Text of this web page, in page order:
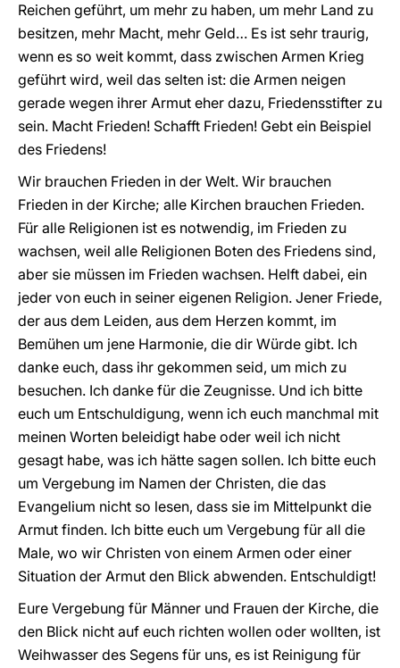
Reichen geführt, um mehr zu haben, um mehr Land zu
besitzen, mehr Macht, mehr Geld… Es ist sehr traurig,
wenn es so weit kommt, dass zwischen Armen Krieg
geführt wird, weil das selten ist: die Armen neigen
gerade wegen ihrer Armut eher dazu, Friedensstifter zu
sein. Macht Frieden! Schafft Frieden! Gebt ein Beispiel
des Friedens!
Wir brauchen Frieden in der Welt. Wir brauchen
Frieden in der Kirche; alle Kirchen brauchen Frieden.
Für alle Religionen ist es notwendig, im Frieden zu
wachsen, weil alle Religionen Boten des Friedens sind,
aber sie müssen im Frieden wachsen. Helft dabei, ein
jeder von euch in seiner eigenen Religion. Jener Friede,
der aus dem Leiden, aus dem Herzen kommt, im
Bemühen um jene Harmonie, die dir Würde gibt. Ich
danke euch, dass ihr gekommen seid, um mich zu
besuchen. Ich danke für die Zeugnisse. Und ich bitte
euch um Entschuldigung, wenn ich euch manchmal mit
meinen Worten beleidigt habe oder weil ich nicht
gesagt habe, was ich hätte sagen sollen. Ich bitte euch
um Vergebung im Namen der Christen, die das
Evangelium nicht so lesen, dass sie im Mittelpunkt die
Armut finden. Ich bitte euch um Vergebung für all die
Male, wo wir Christen von einem Armen oder einer
Situation der Armut den Blick abwenden. Entschuldigt!
Eure Vergebung für Männer und Frauen der Kirche, die
den Blick nicht auf euch richten wollen oder wollten, ist
Weihwasser des Segens für uns, es ist Reinigung für